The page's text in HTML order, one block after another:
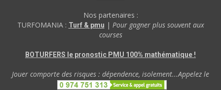
Nos partenaires :
TURFOMANIA : Turf & pmu | Pour gagner plus souvent aux
courses
BOTURFERS le pronostic PMU 100% mathématique !
Jouer comporte des risques : dépendence, isolement...Appelez le